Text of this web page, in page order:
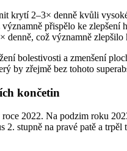
krytí 2–3× denně kvůli
přispělo ke
denně, což významně
bolestivosti a zmenšení
by zřejmě bez tohoto
končetin
2022. Na podzim roku
2. stupně na pravé patě a